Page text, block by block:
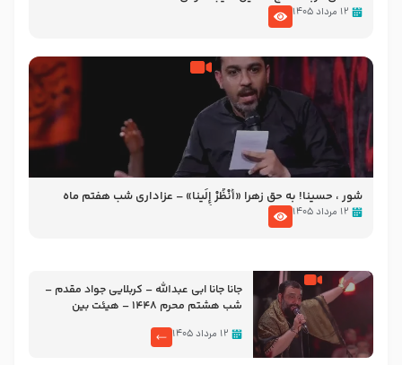
۱۲ مرداد ۱۴۰۵
شور ، حسینا! به‌ حق زهرا «أُنْظُرْ إِلَینا» – عزاداری شب هفتم ماه
محرّم 1405
۱۲ مرداد ۱۴۰۵
جانا جانا ابی عبدالله – کربلایی جواد مقدم –
شب هشتم محرم 1448 – هیئت بین
۱۲ مرداد ۱۴۰۵